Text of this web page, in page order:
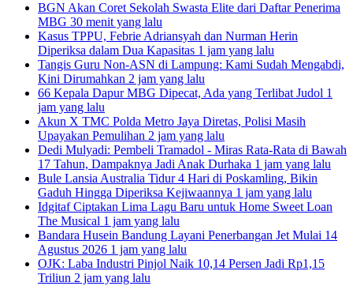
BGN Akan Coret Sekolah Swasta Elite dari Daftar Penerima
MBG 30 menit yang lalu
Kasus TPPU, Febrie Adriansyah dan Nurman Herin
Diperiksa dalam Dua Kapasitas 1 jam yang lalu
Tangis Guru Non-ASN di Lampung: Kami Sudah Mengabdi,
Kini Dirumahkan 2 jam yang lalu
66 Kepala Dapur MBG Dipecat, Ada yang Terlibat Judol 1
jam yang lalu
Akun X TMC Polda Metro Jaya Diretas, Polisi Masih
Upayakan Pemulihan 2 jam yang lalu
Dedi Mulyadi: Pembeli Tramadol - Miras Rata-Rata di Bawah
17 Tahun, Dampaknya Jadi Anak Durhaka 1 jam yang lalu
Bule Lansia Australia Tidur 4 Hari di Poskamling, Bikin
Gaduh Hingga Diperiksa Kejiwaannya 1 jam yang lalu
Idgitaf Ciptakan Lima Lagu Baru untuk Home Sweet Loan
The Musical 1 jam yang lalu
Bandara Husein Bandung Layani Penerbangan Jet Mulai 14
Agustus 2026 1 jam yang lalu
OJK: Laba Industri Pinjol Naik 10,14 Persen Jadi Rp1,15
Triliun 2 jam yang lalu